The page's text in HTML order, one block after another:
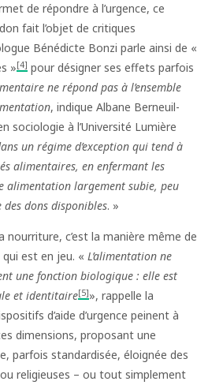
de répondre à l’urgence, ce
fait l’objet de critiques
Bénédicte Bonzi parle ainsi de «
»[4] pour désigner ses effets parfois
ne répond pas à l’ensemble
, indique Albane Berneuil-
sociologie à l’Université Lumière
un régime d’exception qui tend à
alimentaires, en enfermant les
alimentation largement subie, peu
dons disponibles. »
nourriture, c’est la manière même de
est en jeu. « L’alimentation ne
une fonction biologique : elle est
et identitaire[5]», rappelle la
d’aide d’urgence peinent à
dimensions, proposant une
parfois standardisée, éloignée des
religieuses – ou tout simplement